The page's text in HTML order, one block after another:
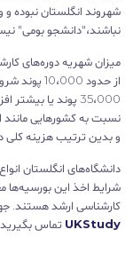
شهروند انگلستان نبوده‌ و
نباشند،"دانشجو بومی"
میزان شهریه دوره‌های
از حدود
35،000 پوند یا
نسبت به کشورهایی مانند
و بدین ترتیب هزینه‌ کلی
دانشگاه‌های انگلستان
شرایط اخذ این
کارشناسی ارشد هستند.
UKStudy تماس بگیرید.